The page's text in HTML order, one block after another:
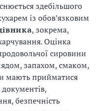
здебільшого
із обов’язковим
, зокрема,
Оцінка
сировини
запахом, смаком,
мають прийматися
безпечність